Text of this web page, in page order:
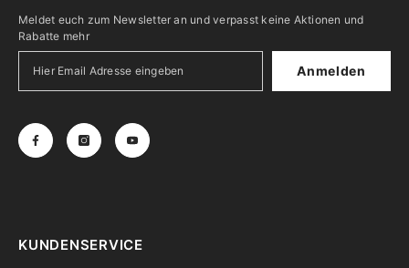
Meldet euch zum Newsletter an und verpasst keine Aktionen und
Rabatte mehr
Anmelden
KUNDENSERVICE